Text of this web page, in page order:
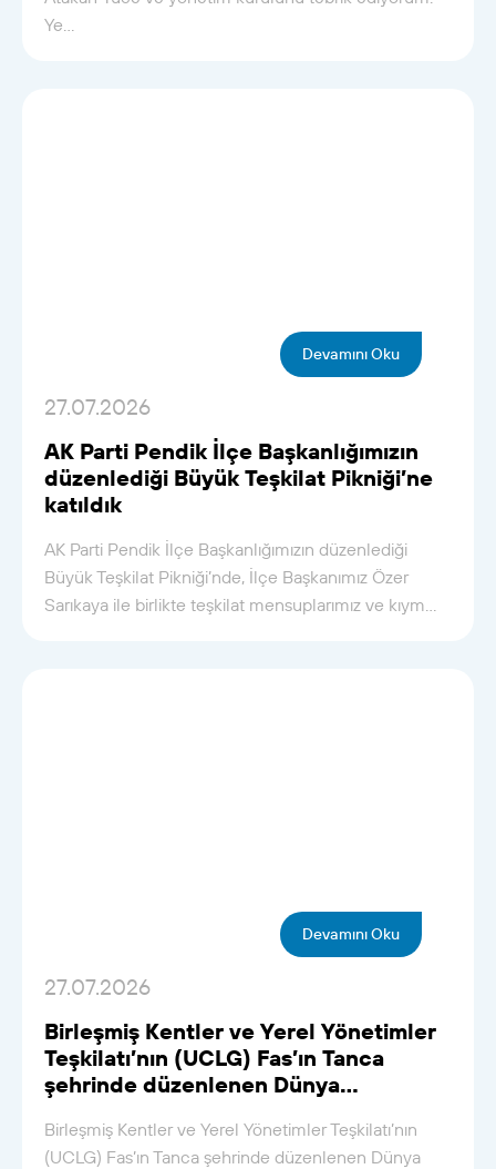
Ye...
Devamını Oku
27.07.2026
AK Parti Pendik İlçe Başkanlığımızın
düzenlediği Büyük Teşkilat Pikniği’ne
katıldık
AK Parti Pendik İlçe Başkanlığımızın düzenlediği
Büyük Teşkilat Pikniği’nde, İlçe Başkanımız Özer
Sarıkaya ile birlikte teşkilat mensuplarımız ve kıym...
Devamını Oku
27.07.2026
Birleşmiş Kentler ve Yerel Yönetimler
Teşkilatı’nın (UCLG) Fas’ın Tanca
şehrinde düzenlenen Dünya
Birleşmiş Kentler ve Yerel Yönetimler Teşkilatı’nın
(UCLG) Fas’ın Tanca şehrinde düzenlenen Dünya